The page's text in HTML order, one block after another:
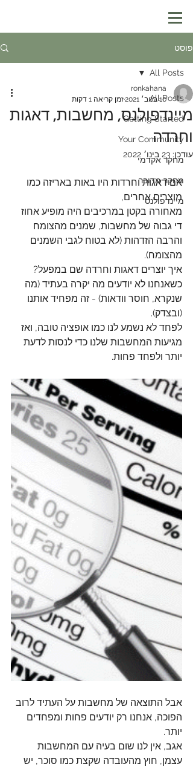
פוסט
All Posts
Getting Started
Your Community
מחקר אקדמי
מחקר מדובר
מיינדפולנס
All Posts
מיינדפולנס, מחשבות, דאגות
וחרדה
ronkahana
10 בנוב׳ 2021
זמן קריאה 1 דקות
עודכן: 23 בינו׳ 2022
אם דאגות וחרדות היו באות באריזה כמו
מוצרים אחרים,
מאחורה בקטן במרכיבים היה מופיע אחוז
די גבוה של מחשבות, שמנים מהצומח
והרבה הזדהות (לא בטוח לגבי השמנים
מהצומח).
איך יוצרים דאגות וחרדה שם במפעל?
כשאנחנו לא יודעים מה יקרה בעתיד (מה
שנקרא, חוסר וודאות) - זה מפחיד אותנו
(ובצדק).
לפחד לא נשמע לנו כמו אופציה טובה, ואז
מגיעות המחשבות שלנו כדי לנסות לדעת
יותר ולפחד פחות.
אבל התוצאה של מחשבות על העתיד לרוב
הפוכה, אנחנו רק יודעים פחות ומפחדים
יותר.
אגב, אין לנו שום בעיה עם המחשבות
עצמן, חוץ מהעובדה שקצת כמו סוכר, יש